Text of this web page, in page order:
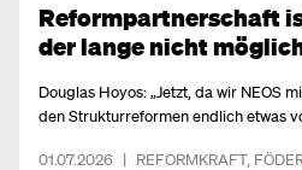
Reformpartnerschaft
der lange nicht
Douglas Hoyos: „Jetzt, da wir NEOS
den Strukturreformen endlich etwas
01.07.2026 | REFORMKRAFT,